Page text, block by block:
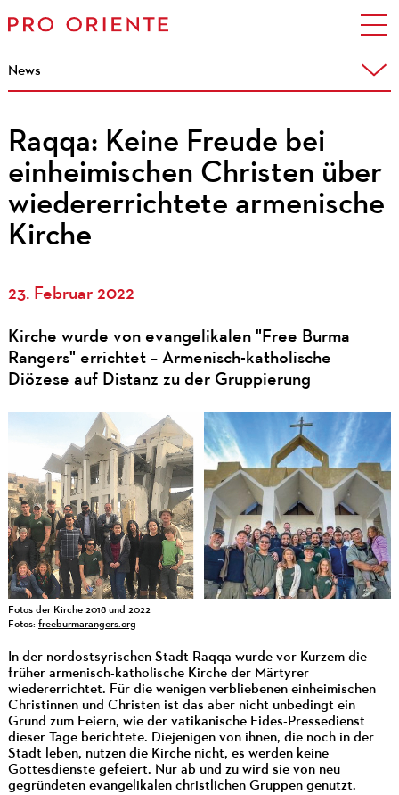
News
Raqqa: Keine Freude bei
einheimischen Christen über
wiedererrichtete armenische
Kirche
23. Februar 2022
Kirche wurde von evangelikalen "Free Burma
Rangers" errichtet – Armenisch-katholische
Diözese auf Distanz zu der Gruppierung
Fotos der Kirche 2018 und 2022
Fotos: freeburmarangers.org
In der nordostsyrischen Stadt Raqqa wurde vor Kurzem die
früher armenisch-katholische Kirche der Märtyrer
wiedererrichtet. Für die wenigen verbliebenen einheimischen
Christinnen und Christen ist das aber nicht unbedingt ein
Grund zum Feiern, wie der vatikanische Fides-Pressedienst
dieser Tage berichtete. Diejenigen von ihnen, die noch in der
Stadt leben, nutzen die Kirche nicht, es werden keine
Gottesdienste gefeiert. Nur ab und zu wird sie von neu
gegründeten evangelikalen christlichen Gruppen genutzt.